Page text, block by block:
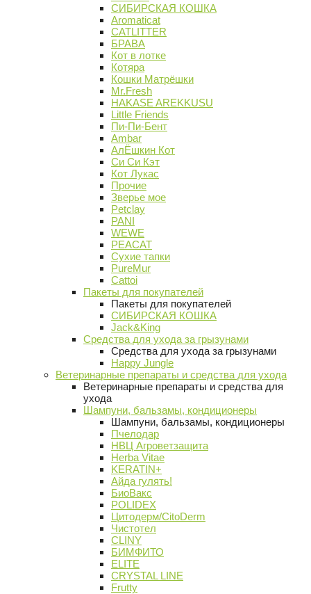
СИБИРСКАЯ КОШКА
Aromaticat
CATLITTER
БРАВА
Кот в лотке
Котяра
Кошки Матрёшки
Mr.Fresh
HAKASE AREKKUSU
Little Friends
Пи-Пи-Бент
Ambar
АлЁшкин Кот
Си Си Кэт
Кот Лукас
Прочие
Зверье мое
Petclay
PANI
WEWE
PEACAT
Сухие тапки
PureMur
Cattoi
Пакеты для покупателей
Пакеты для покупателей
СИБИРСКАЯ КОШКА
Jack&King
Средства для ухода за грызунами
Средства для ухода за грызунами
Happy Jungle
Ветеринарные препараты и средства для ухода
Ветеринарные препараты и средства для
ухода
Шампуни, бальзамы, кондиционеры
Шампуни, бальзамы, кондиционеры
Пчелодар
НВЦ Агроветзащита
Herba Vitae
KERATIN+
Айда гулять!
БиоВакс
POLIDEX
Цитодерм/CitoDerm
Чистотел
CLINY
БИМФИТО
ELITE
CRYSTAL LINE
Frutty